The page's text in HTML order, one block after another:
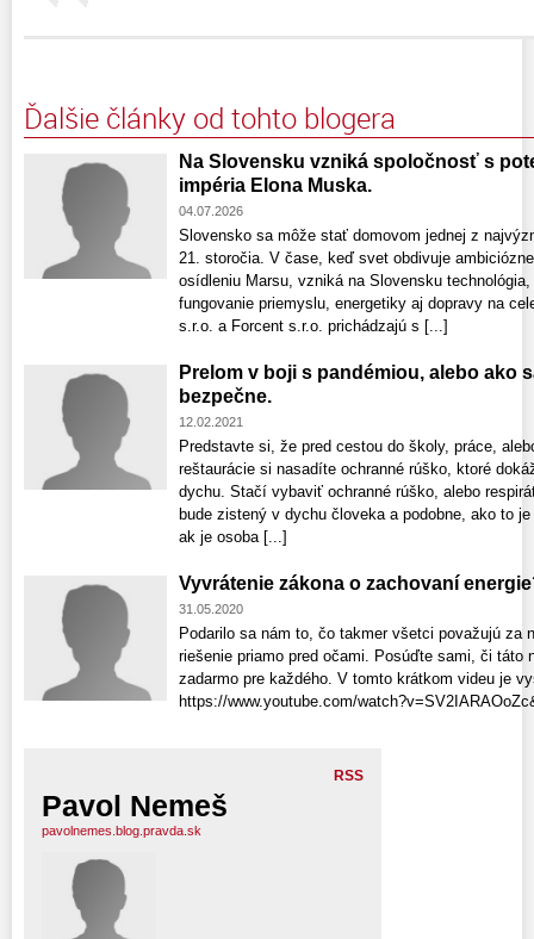
Ďalšie články od tohto blogera
Na Slovensku vzniká spoločnosť s
impéria Elona Muska.
04.07.2026
Slovensko sa môže stať domovom jednej z
21. storočia. V čase, keď svet obdivuje
osídleniu Marsu, vzniká na Slovensku
fungovanie priemyslu, energetiky aj dopravy na
s.r.o. a Forcent s.r.o. prichádzajú s [...]
Prelom v boji s pandémiou, alebo ako
bezpečne.
12.02.2021
Predstavte si, že pred cestou do školy, práce,
reštaurácie si nasadíte ochranné rúško, ktoré
dychu. Stačí vybaviť ochranné rúško, alebo
bude zistený v dychu človeka a podobne, ako to
ak je osoba [...]
Vyvrátenie zákona o zachovaní
31.05.2020
Podarilo sa nám to, čo takmer všetci považujú za
riešenie priamo pred očami. Posúďte sami, či táto
zadarmo pre každého. V tomto krátkom videu je
https://www.youtube.com/
RSS
Pavol Nemeš
pavolnemes.blog.pravda.sk